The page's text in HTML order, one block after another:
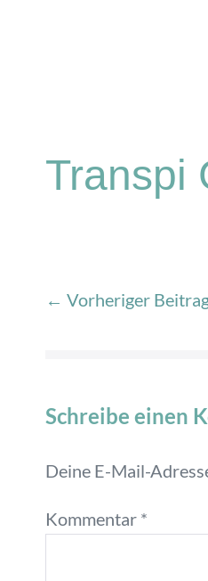
Transpi
← Vorheriger
Schreibe einen
Deine E-Mail-
Kommentar *